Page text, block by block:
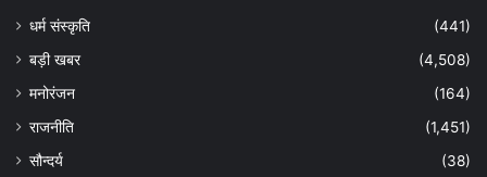
धर्म संस्कृति
(441)
बड़ी खबर
(4,508)
मनोरंजन
(164)
राजनीति
(1,451)
सौन्दर्य
(38)